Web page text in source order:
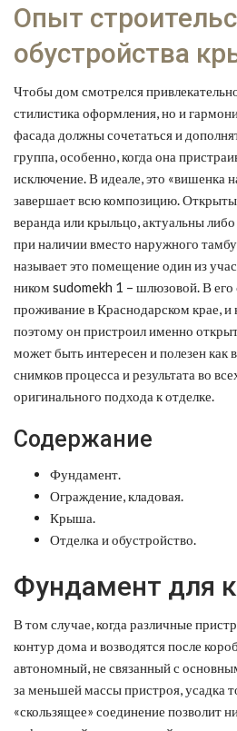
Опыт
обустройства
Чтобы дом смотрелся
стилистика оформления, но и
фасада должны сочетаться и
группа, особенно, когда она
исключение. В идеале, это «вишенка
завершает всю композицию.
веранда или крыльцо, актуальны
при наличии вместо наружного
называет это помещение один из
ником sudomekh 1 – шлюзовой. В его
проживание в Краснодарском крае,
поэтому он пристроил именно
может быть интересен и полезен как
снимков процесса и результата во
оригинального подхода к отделке.
Содержание
Фундамент.
Ограждение, кладовая.
Крыша.
Отделка и обустройство.
Фундамент для
В том случае, когда различные
контур дома и возводятся после
автономный, не связанный с
за меньшей массы пристроя, усадка
«скользящее» соединение позволит